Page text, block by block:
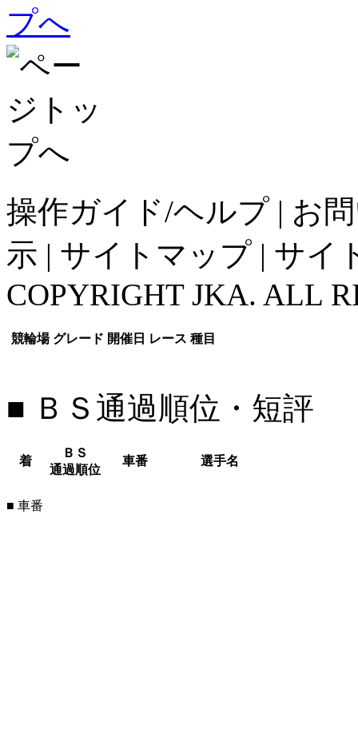
操作ガイド/ヘルプ | お
示 | サイトマップ | サイ
COPYRIGHT JKA. ALL
競輪場 グレード 開催日 レース 種目
■ ＢＳ通過順位・短評
着
ＢＳ
通過順位
車番 選手名
■ 車番